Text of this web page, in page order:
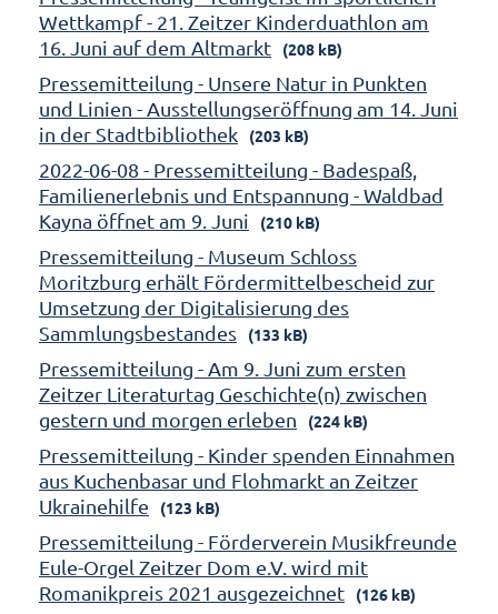
Wettkampf - 21. Zeitzer Kinderduathlon am
16. Juni auf dem Altmarkt
(208 kB)
Pressemitteilung - Unsere Natur in Punkten
und Linien - Ausstellungseröffnung am 14. Juni
in der Stadtbibliothek
(203 kB)
2022-06-08 - Pressemitteilung - Badespaß,
Familienerlebnis und Entspannung - Waldbad
Kayna öffnet am 9. Juni
(210 kB)
Pressemitteilung - Museum Schloss
Moritzburg erhält Fördermittelbescheid zur
Umsetzung der Digitalisierung des
Sammlungsbestandes
(133 kB)
Pressemitteilung - Am 9. Juni zum ersten
Zeitzer Literaturtag Geschichte(n) zwischen
gestern und morgen erleben
(224 kB)
Pressemitteilung - Kinder spenden Einnahmen
aus Kuchenbasar und Flohmarkt an Zeitzer
Ukrainehilfe
(123 kB)
Pressemitteilung - Förderverein Musikfreunde
Eule-Orgel Zeitzer Dom e.V. wird mit
Romanikpreis 2021 ausgezeichnet
(126 kB)